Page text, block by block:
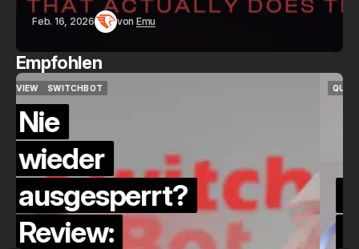
Feb. 16, 2026 von Emu
Empfohlen
QUICKCHECK
Die Alexa-
Alternative?